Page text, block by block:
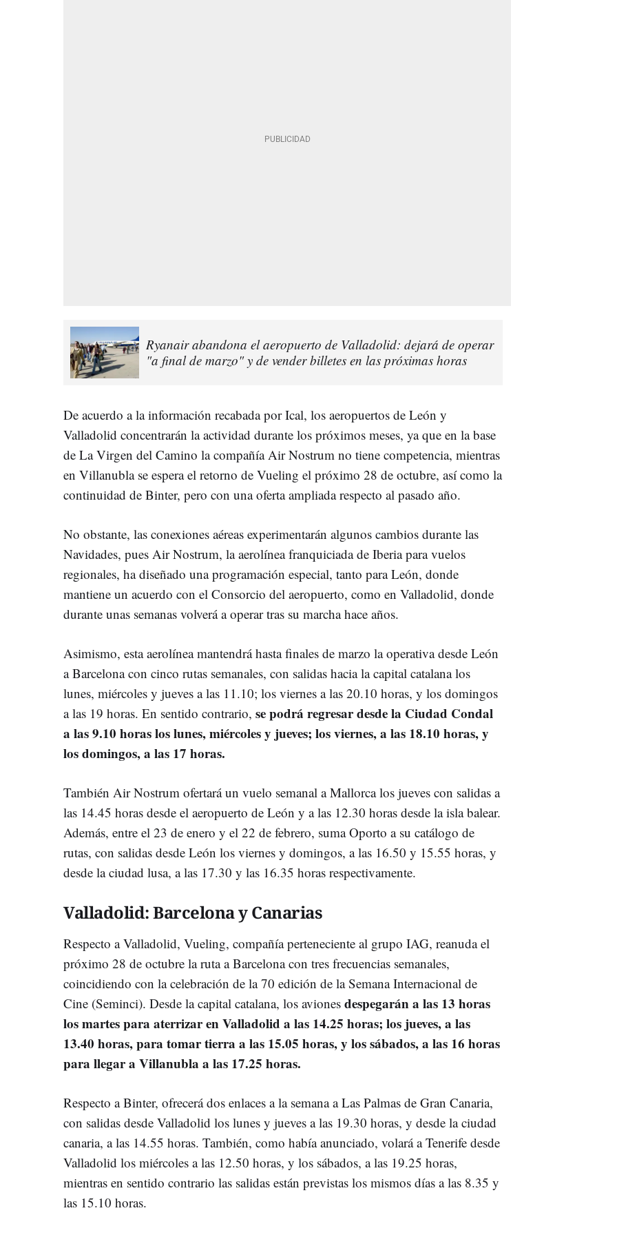
Ryanair abandona el aeropuerto de Valladolid: dejará de operar
"a final de marzo" y de vender billetes en las próximas horas
De acuerdo a la información recabada por Ical, los aeropuertos de León y
Valladolid concentrarán la actividad durante los próximos meses, ya que en la base
de La Virgen del Camino la compañía Air Nostrum no tiene competencia, mientras
en Villanubla se espera el retorno de Vueling el próximo 28 de octubre, así como la
continuidad de Binter, pero con una oferta ampliada respecto al pasado año.
No obstante, las conexiones aéreas experimentarán algunos cambios durante las
Navidades, pues Air Nostrum, la aerolínea franquiciada de Iberia para vuelos
regionales, ha diseñado una programación especial, tanto para León, donde
mantiene un acuerdo con el Consorcio del aeropuerto, como en Valladolid, donde
durante unas semanas volverá a operar tras su marcha hace años.
Asimismo, esta aerolínea mantendrá hasta finales de marzo la operativa desde León
a Barcelona con cinco rutas semanales, con salidas hacia la capital catalana los
lunes, miércoles y jueves a las 11.10; los viernes a las 20.10 horas, y los domingos
a las 19 horas. En sentido contrario, se podrá regresar desde la Ciudad Condal
a las 9.10 horas los lunes, miércoles y jueves; los viernes, a las 18.10 horas, y
los domingos, a las 17 horas.
También Air Nostrum ofertará un vuelo semanal a Mallorca los jueves con salidas a
las 14.45 horas desde el aeropuerto de León y a las 12.30 horas desde la isla balear.
Además, entre el 23 de enero y el 22 de febrero, suma Oporto a su catálogo de
rutas, con salidas desde León los viernes y domingos, a las 16.50 y 15.55 horas, y
desde la ciudad lusa, a las 17.30 y las 16.35 horas respectivamente.
Valladolid: Barcelona y Canarias
Respecto a Valladolid, Vueling, compañía perteneciente al grupo IAG, reanuda el
próximo 28 de octubre la ruta a Barcelona con tres frecuencias semanales,
coincidiendo con la celebración de la 70 edición de la Semana Internacional de
Cine (Seminci). Desde la capital catalana, los aviones despegarán a las 13 horas
los martes para aterrizar en Valladolid a las 14.25 horas; los jueves, a las
13.40 horas, para tomar tierra a las 15.05 horas, y los sábados, a las 16 horas
para llegar a Villanubla a las 17.25 horas.
Respecto a Binter, ofrecerá dos enlaces a la semana a Las Palmas de Gran Canaria,
con salidas desde Valladolid los lunes y jueves a las 19.30 horas, y desde la ciudad
canaria, a las 14.55 horas. También, como había anunciado, volará a Tenerife desde
Valladolid los miércoles a las 12.50 horas, y los sábados, a las 19.25 horas,
mientras en sentido contrario las salidas están previstas los mismos días a las 8.35 y
las 15.10 horas.